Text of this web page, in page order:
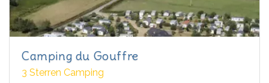
Camping du Gouffre
3 Sterren Camping